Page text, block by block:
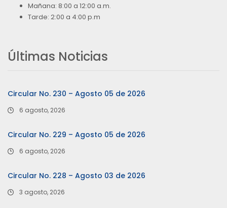
Mañana: 8:00 a 12:00 a.m.
Tarde: 2:00 a 4:00 p.m
Últimas Noticias
Circular No. 230 – Agosto 05 de 2026
6 agosto, 2026
Circular No. 229 – Agosto 05 de 2026
6 agosto, 2026
Circular No. 228 – Agosto 03 de 2026
3 agosto, 2026